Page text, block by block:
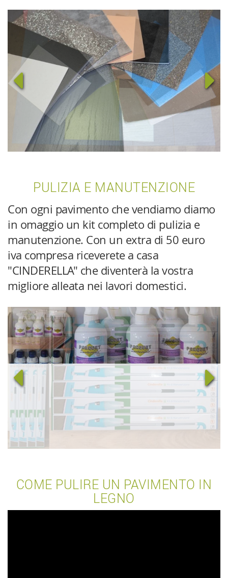
PULIZIA E MANUTENZIONE
Con ogni pavimento che vendiamo diamo
in omaggio un kit completo di pulizia e
manutenzione. Con un extra di 50 euro
iva compresa riceverete a casa
"CINDERELLA" che diventerà la vostra
migliore alleata nei lavori domestici.
COME PULIRE UN PAVIMENTO IN
LEGNO